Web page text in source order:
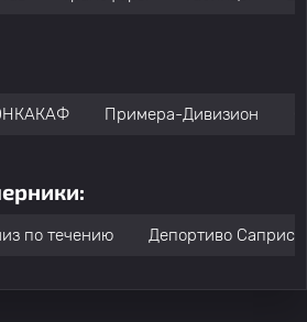
Примера-Дивизион
по течению Депортиво